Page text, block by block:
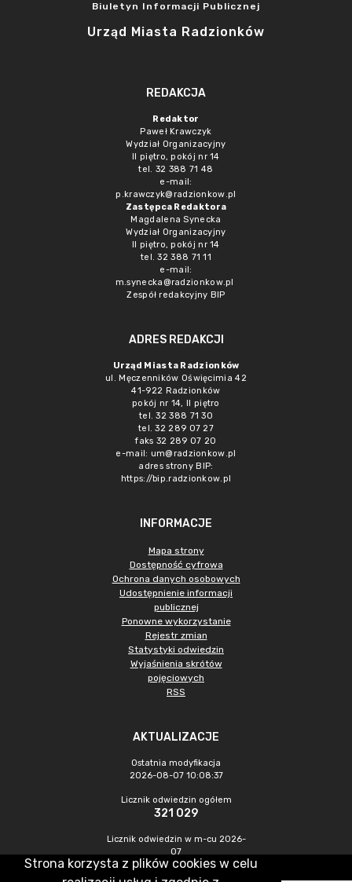
Biuletyn Informacji Publicznej
Urząd Miasta Radzionków
REDAKCJA
Redaktor
Paweł Krawczyk
Wydział Organizacyjny
II piętro, pokój nr 14
tel. 32 388 71 48
e-mail:
p.krawczyk@radzionkow.pl
Zastępca Redaktora
Magdalena Synecka
Wydział Organizacyjny
II piętro, pokój nr 14
tel. 32 388 71 11
e-mail:
m.synecka@radzionkow.pl
Zespół redakcyjny BIP
ADRES REDAKCJI
Urząd Miasta Radzionków
ul. Męczenników Oświęcimia 42
41-922 Radzionków
pokój nr 14, II piętro
tel. 32 388 71 30
tel. 32 289 07 27
faks 32 289 07 20
e-mail: um@radzionkow.pl
adres strony BIP:
https://bip.radzionkow.pl
INFORMACJE
Mapa strony
Dostępność cyfrowa
Ochrona danych osobowych
Udostępnienie informacji
publicznej
Ponowne wykorzystanie
Rejestr zmian
Statystyki odwiedzin
Wyjaśnienia skrótów
pojęciowych
RSS
AKTUALIZACJE
Ostatnia modyfikacja
2026-08-07 10:08:37
Licznik odwiedzin ogółem
321 029
Licznik odwiedzin w m-cu 2026-
07
1 088
Strona korzysta z plików cookies w celu